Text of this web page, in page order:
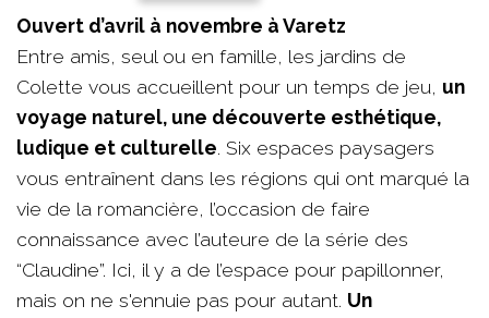
Ouvert d’avril à novembre à Varetz
Entre amis, seul ou en famille, les jardins de
Colette vous accueillent pour un temps de jeu, un
voyage naturel, une découverte esthétique,
ludique et culturelle. Six espaces paysagers
vous entraînent dans les régions qui ont marqué la
vie de la romancière, l’occasion de faire
connaissance avec l’auteure de la série des
“Claudine”. Ici, il y a de l’espace pour papillonner,
mais on ne s'ennuie pas pour autant. Un